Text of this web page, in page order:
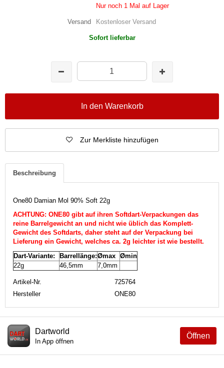
Nur noch 1 Mal auf Lager
Versand Kostenloser Versand
Sofort lieferbar
In den Warenkorb
Zur Merkliste hinzufügen
Beschreibung
One80 Damian Mol 90% Soft 22g
ACHTUNG: ONE80 gibt auf ihren Softdart-Verpackungen das
reine Barrelgewicht an und nicht wie üblich das Komplett-
Gewicht des Softdarts, daher steht auf der Verpackung bei
Lieferung ein Gewicht, welches ca. 2g leichter ist wie bestellt.
Dart-Variante:
Barrellänge:Ømax Ømin
22g
46,5mm 7,0mm
Artikel-Nr.
725764
Hersteller
ONE80
Öffnen
Dartworld
In App öffnen